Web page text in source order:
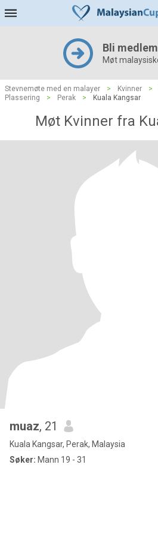
Bli
Møt
Stevnemøte med en malayer > Kvinner >
Plassering
> Perak > Kuala Kangsar
Møt Kvinner fra
muaz, 21
Kuala Kangsar, Perak, Malaysia
Søker: Mann 19 - 31